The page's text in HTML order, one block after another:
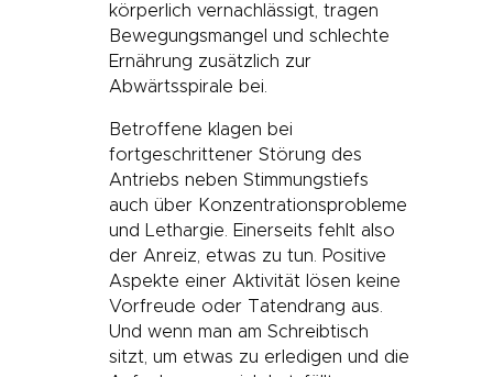
körperlich vernachlässigt, tragen
Bewegungsmangel und schlechte
Ernährung zusätzlich zur
Abwärtsspirale bei.
Betroffene klagen bei
fortgeschrittener Störung des
Antriebs neben Stimmungstiefs
auch über Konzentrationsprobleme
und Lethargie. Einerseits fehlt also
der Anreiz, etwas zu tun. Positive
Aspekte einer Aktivität lösen keine
Vorfreude oder Tatendrang aus.
Und wenn man am Schreibtisch
sitzt, um etwas zu erledigen und die